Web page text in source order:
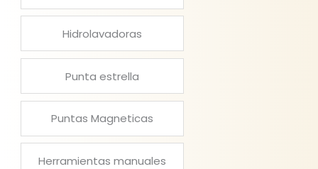
Hidrolavadoras
Punta estrella
Puntas Magneticas
Herramientas manuales